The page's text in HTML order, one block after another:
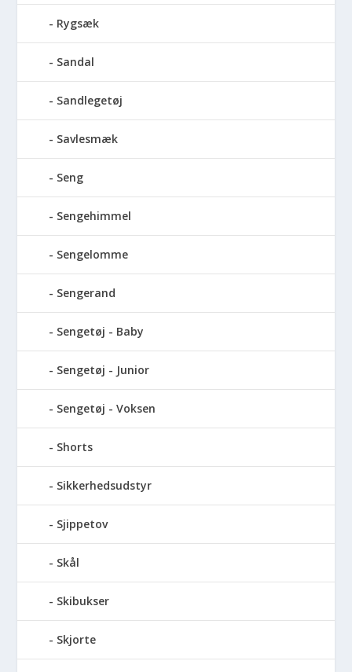
Rygsæk
Sandal
Sandlegetøj
Savlesmæk
Seng
Sengehimmel
Sengelomme
Sengerand
Sengetøj - Baby
Sengetøj - Junior
Sengetøj - Voksen
Shorts
Sikkerhedsudstyr
Sjippetov
Skål
Skibukser
Skjorte